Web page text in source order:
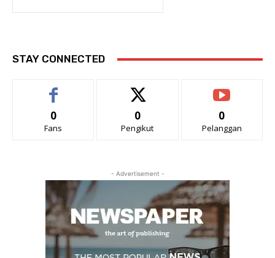
STAY CONNECTED
0
Fans
0
Pengikut
0
Pelanggan
- Advertisement -